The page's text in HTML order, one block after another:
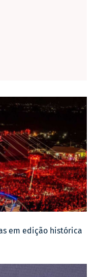
em edição histórica